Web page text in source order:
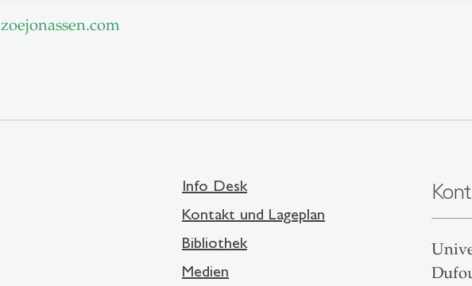
zoejonassen.com
Info Desk
Kontakt und Lageplan
Bibliothek
Medien